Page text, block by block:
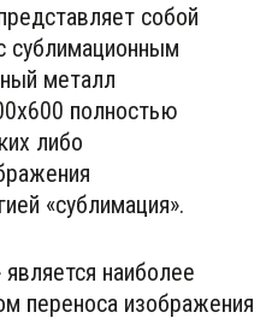
собой
сублимационным
металл
полностью
либо
«сублимация».
наиболее
переноса изображения